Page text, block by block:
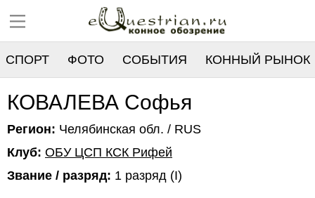
СПОРТ ФОТО СОБЫТИЯ КОННЫЙ РЫНОК
РЕЕСТР
КОВАЛЕВА Софья
Регион: Челябинская обл. / RUS
Клуб: ОБУ ЦСП КСК Рифей
Звание / разряд: 1 разряд (I)